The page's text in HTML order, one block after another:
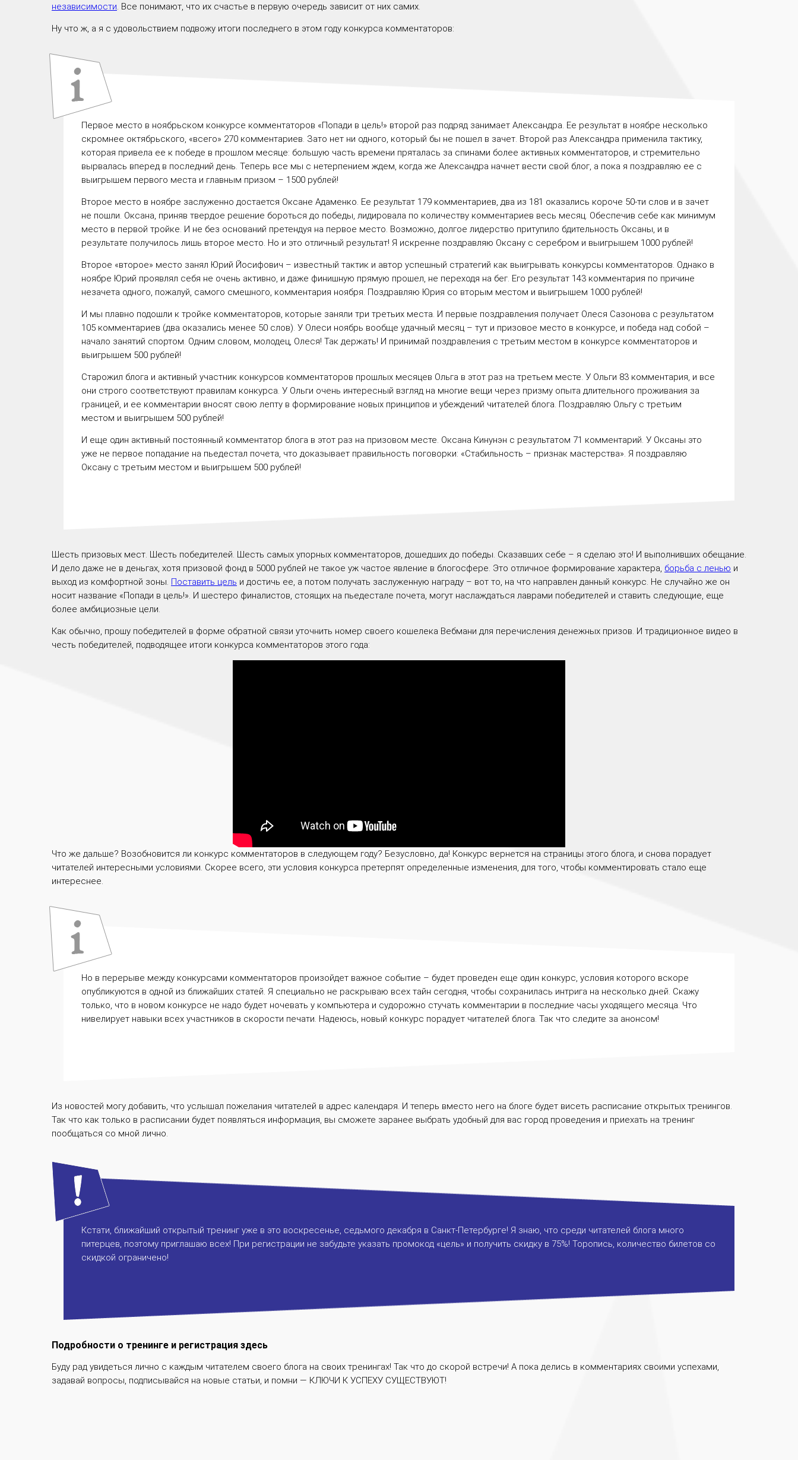
независимости . Все понимают, что их счастье в первую очередь зависит от них самих.
Ну что ж, а я с удовольствием подвожу итоги последнего в этом году конкурса комментаторов:
Первое место в ноябрьском конкурсе комментаторов «Попади в цель!» второй раз подряд занимает Александра. Ее результат в ноябре несколько
скромнее октябрьского, «всего» 270 комментариев. Зато нет ни одного, который бы не пошел в зачет. Второй раз Александра применила тактику,
которая привела ее к победе в прошлом месяце: большую часть времени пряталась за спинами более активных комментаторов, и стремительно
вырвалась вперед в последний день. Теперь все мы с нетерпением ждем, когда же Александра начнет вести свой блог, а пока я поздравляю ее с
выигрышем первого места и главным призом – 1500 рублей!
Второе место в ноябре заслуженно достается Оксане Адаменко. Ее результат 179 комментариев, два из 181 оказались короче 50-ти слов и в зачет
не пошли. Оксана, приняв твердое решение бороться до победы, лидировала по количеству комментариев весь месяц. Обеспечив себе как минимум
место в первой тройке. И не без оснований претендуя на первое место. Возможно, долгое лидерство притупило бдительность Оксаны, и в
результате получилось лишь второе место. Но и это отличный результат! Я искренне поздравляю Оксану с серебром и выигрышем 1000 рублей!
Второе «второе» место занял Юрий Йосифович – известный тактик и автор успешный стратегий как выигрывать конкурсы комментаторов. Однако в
ноябре Юрий проявлял себя не очень активно, и даже финишную прямую прошел, не переходя на бег. Его результат 143 комментария по причине
незачета одного, пожалуй, самого смешного, комментария ноября. Поздравляю Юрия со вторым местом и выигрышем 1000 рублей!
И мы плавно подошли к тройке комментаторов, которые заняли три третьих места. И первые поздравления получает Олеся Сазонова с результатом
105 комментариев (два оказались менее 50 слов). У Олеси ноябрь вообще удачный месяц – тут и призовое место в конкурсе, и победа над собой –
начало занятий спортом. Одним словом, молодец, Олеся! Так держать! И принимай поздравления с третьим местом в конкурсе комментаторов и
выигрышем 500 рублей!
Старожил блога и активный участник конкурсов комментаторов прошлых месяцев Ольга в этот раз на третьем месте. У Ольги 83 комментария, и все
они строго соответствуют правилам конкурса. У Ольги очень интересный взгляд на многие вещи через призму опыта длительного проживания за
границей, и ее комментарии вносят свою лепту в формирование новых принципов и убеждений читателей блога. Поздравляю Ольгу с третьим
местом и выигрышем 500 рублей!
И еще один активный постоянный комментатор блога в этот раз на призовом месте. Оксана Кинунэн с результатом 71 комментарий. У Оксаны это
уже не первое попадание на пьедестал почета, что доказывает правильность поговорки: «Стабильность – признак мастерства». Я поздравляю
Оксану с третьим местом и выигрышем 500 рублей!
Шесть призовых мест. Шесть победителей. Шесть самых упорных комментаторов, дошедших до победы. Сказавших себе – я сделаю это! И выполнивших обещание.
И дело даже не в деньгах, хотя призовой фонд в 5000 рублей не такое уж частое явление в блогосфере. Это отличное формирование характера, борьба с ленью и
выход из комфортной зоны. Поставить цель и достичь ее, а потом получать заслуженную награду – вот то, на что направлен данный конкурс. Не случайно же он
носит название «Попади в цель!». И шестеро финалистов, стоящих на пьедестале почета, могут наслаждаться лаврами победителей и ставить следующие, еще
более амбициозные цели.
Как обычно, прошу победителей в форме обратной связи уточнить номер своего кошелека Вебмани для перечисления денежных призов. И традиционное видео в
честь победителей, подводящее итоги конкурса комментаторов этого года:
Что же дальше? Возобновится ли конкурс комментаторов в следующем году? Безусловно, да! Конкурс вернется на страницы этого блога, и снова порадует
читателей интересными условиями. Скорее всего, эти условия конкурса претерпят определенные изменения, для того, чтобы комментировать стало еще
интереснее.
Но в перерыве между конкурсами комментаторов произойдет важное событие – будет проведен еще один конкурс, условия которого вскоре
опубликуются в одной из ближайших статей. Я специально не раскрываю всех тайн сегодня, чтобы сохранилась интрига на несколько дней. Скажу
только, что в новом конкурсе не надо будет ночевать у компьютера и судорожно стучать комментарии в последние часы уходящего месяца. Что
нивелирует навыки всех участников в скорости печати. Надеюсь, новый конкурс порадует читателей блога. Так что следите за анонсом!
Из новостей могу добавить, что услышал пожелания читателей в адрес календаря. И теперь вместо него на блоге будет висеть расписание открытых тренингов.
Так что как только в расписании будет появляться информация, вы сможете заранее выбрать удобный для вас город проведения и приехать на тренинг
пообщаться со мной лично.
Кстати, ближайший открытый тренинг уже в это воскресенье, седьмого декабря в Санкт-Петербурге! Я знаю, что среди читателей блога много
питерцев, поэтому приглашаю всех! При регистрации не забудьте указать промокод «цель» и получить скидку в 75%! Торопись, количество билетов со
скидкой ограничено!
Подробности о тренинге и регистрация здесь
Буду рад увидеться лично с каждым читателем своего блога на своих тренингах! Так что до скорой встречи! А пока делись в комментариях своими успехами,
задавай вопросы, подписывайся на новые статьи, и помни — КЛЮЧИ К УСПЕХУ СУЩЕСТВУЮТ!